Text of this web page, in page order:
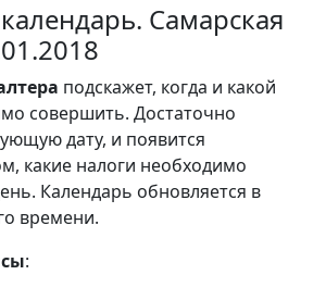
Самарская
подскажет, когда и какой
совершить. Достаточно
дату, и появится
какие налоги необходимо
Календарь обновляется в
времени.
: